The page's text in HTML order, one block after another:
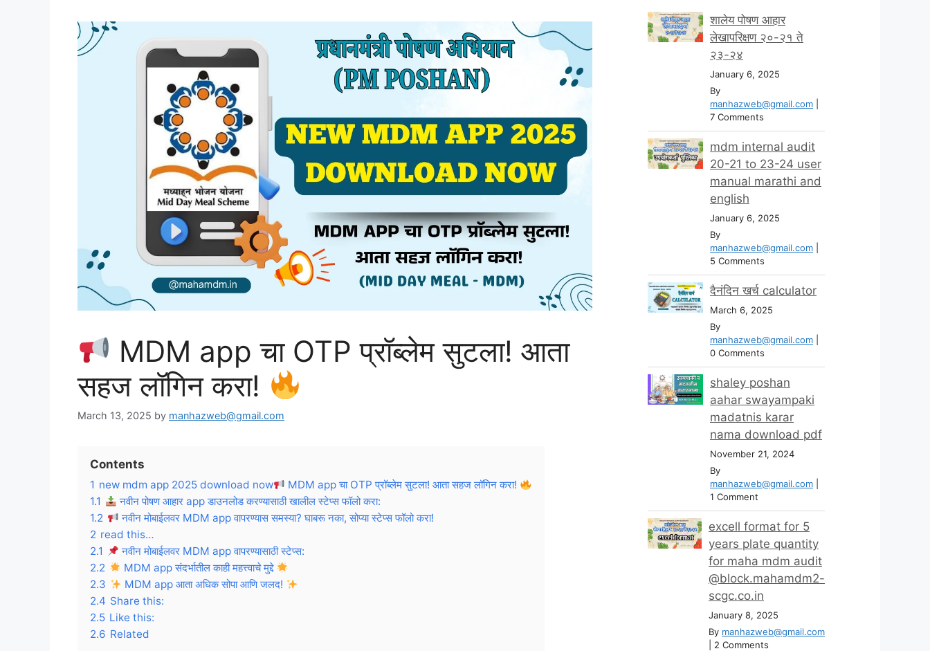
MDM app चा OTP प्रॉब्लेम सुटला! आता
सहज लॉगिन करा!
March 13, 2025 by manhazweb@gmail.com
Contents
1 new mdm app 2025 download now
MDM app चा OTP प्रॉब्लेम सुटला! आता सहज लॉगिन करा!
1.1
नवीन पोषण आहार app डाउनलोड करण्यासाठी खालील स्टेप्स फॉलो करा:
1.2
नवीन मोबाईलवर MDM app वापरण्यास समस्या? घाबरू नका, सोप्या स्टेप्स फॉलो करा!
2 read this…
2.1
नवीन मोबाईलवर MDM app वापरण्यासाठी स्टेप्स:
2.2
MDM app संदर्भातील काही महत्त्वाचे मुद्दे
2.3
MDM app आता अधिक सोपा आणि जलद!
2.4 Share this:
2.5 Like this:
2.6 Related
शालेय पोषण आहार
लेखापरिक्षण २०-२१ ते
२३-२४
January 6, 2025
By
manhazweb@gmail.com
7 Comments
mdm internal audit
20-21 to 23-24 user
manual marathi and
english
January 6, 2025
By
manhazweb@gmail.com
5 Comments
दैनंदिन खर्च calculator
March 6, 2025
By
manhazweb@gmail.com
0 Comments
shaley poshan
aahar swayampaki
madatnis karar
nama download pdf
November 21, 2024
By
manhazweb@gmail.com
1 Comment
excell format for 5
years plate quantity
for maha mdm audit
@block.mahamdm2-
scgc.co.in
January 8, 2025
By manhazweb@gmail.com
2 Comments